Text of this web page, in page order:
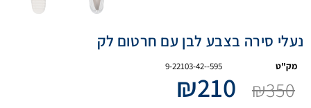
נעלי סירה בצבע לבן עם חרטום לק
מק"ט 9-22103-42--595
₪350
₪210